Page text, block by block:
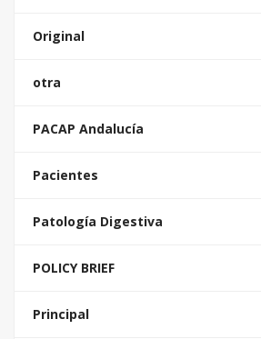
Original
otra
PACAP Andalucía
Pacientes
Patología Digestiva
POLICY BRIEF
Principal